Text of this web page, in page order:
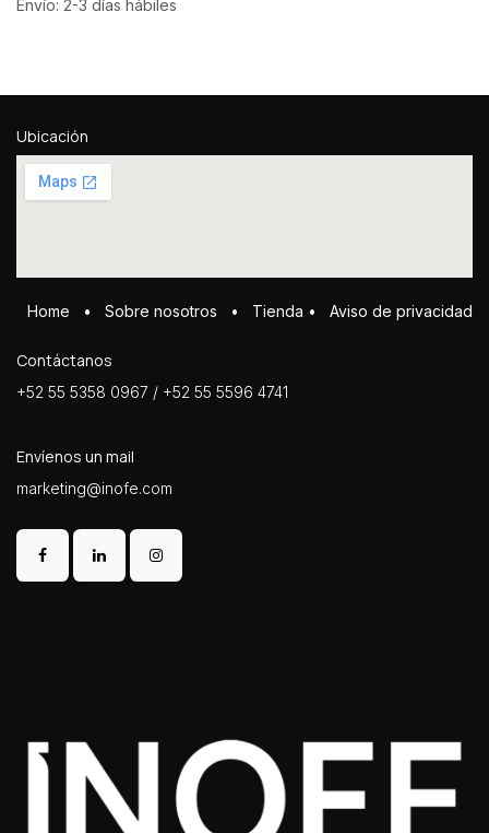
Envío: 2-3 días hábiles
Ubicación
Home • Sobre ​n​osotros • Tienda • Aviso de privacidad
Contáctanos
+52 55 5358 0967 / +52 55 5596 4741
Envíenos un mail
marketing@inofe.com